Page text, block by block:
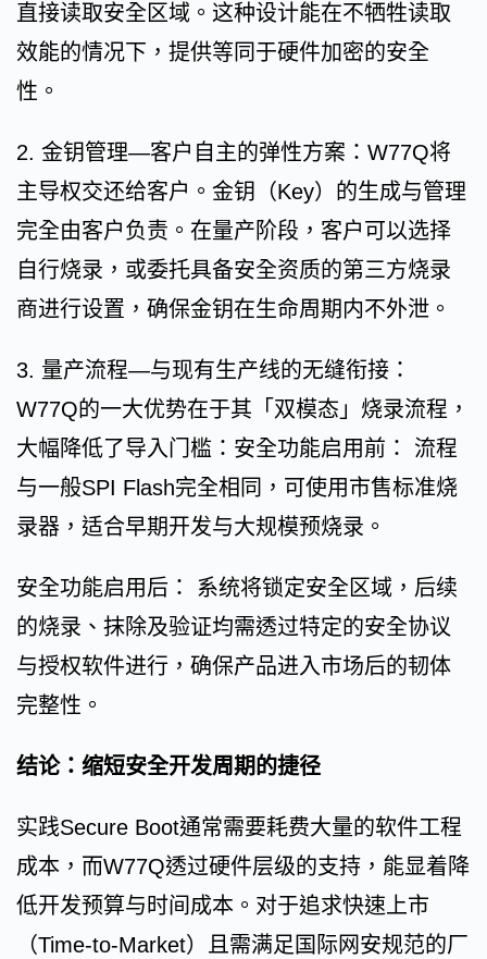
直接读取安全区域。这种设计能在不牺牲读取
效能的情况下，提供等同于硬件加密的安全
性。
2. 金钥管理—客户自主的弹性方案：W77Q将
主导权交还给客户。金钥（Key）的生成与管理
完全由客户负责。在量产阶段，客户可以选择
自行烧录，或委托具备安全资质的第三方烧录
商进行设置，确保金钥在生命周期内不外泄。
3. 量产流程—与现有生产线的无缝衔接：
W77Q的一大优势在于其「双模态」烧录流程，
大幅降低了导入门槛：安全功能启用前： 流程
与一般SPI Flash完全相同，可使用市售标准烧
录器，适合早期开发与大规模预烧录。
安全功能启用后： 系统将锁定安全区域，后续
的烧录、抹除及验证均需透过特定的安全协议
与授权软件进行，确保产品进入市场后的韧体
完整性。
结论：缩短安全开发周期的捷径
实践Secure Boot通常需要耗费大量的软件工程
成本，而W77Q透过硬件层级的支持，能显着降
低开发预算与时间成本。对于追求快速上市
（Time-to-Market）且需满足国际网安规范的厂